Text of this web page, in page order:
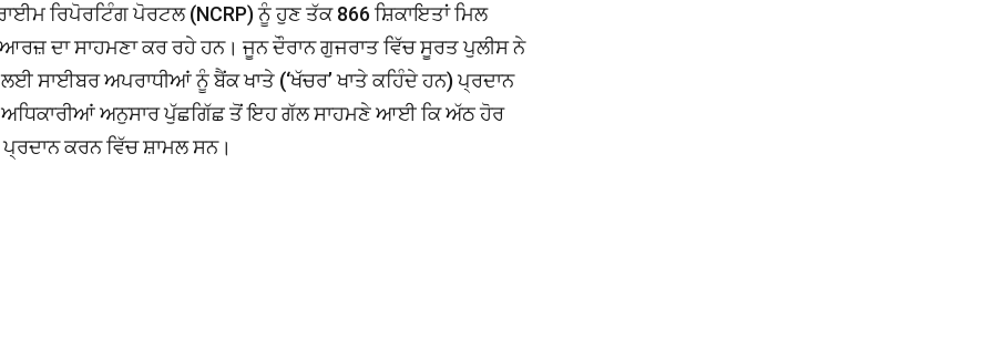
ਰਿਪੋਰਟਿੰਗ ਪੋਰਟਲ (NCRP) ਨੂੰ ਹੁਣ ਤੱਕ 866 ਸ਼ਿਕਾਇਤਾਂ ਮਿਲ
ਦਾ ਸਾਹਮਣਾ ਕਰ ਰਹੇ ਹਨ। ਜੂਨ ਦੌਰਾਨ ਗੁਜਰਾਤ ਵਿੱਚ ਸੂਰਤ ਪੁਲੀਸ ਨੇ
ਸਾਈਬਰ ਅਪਰਾਧੀਆਂ ਨੂੰ ਬੈਂਕ ਖਾਤੇ (‘ਖੱਚਰ’ ਖਾਤੇ ਕਹਿੰਦੇ ਹਨ) ਪ੍ਰਦਾਨ
ਅਧਿਕਾਰੀਆਂ ਅਨੁਸਾਰ ਪੁੱਛਗਿੱਛ ਤੋਂ ਇਹ ਗੱਲ ਸਾਹਮਣੇ ਆਈ ਕਿ ਅੱਠ ਹੋਰ
ਕਰਨ ਵਿੱਚ ਸ਼ਾਮਲ ਸਨ।